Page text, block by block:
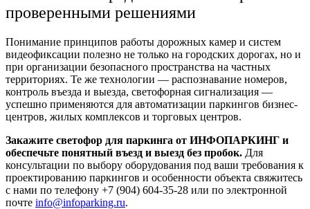
проверенными решениями
Понимание принципов работы дорожных камер и систем
видеофиксации полезно не только на городских дорогах, но и
при организации безопасного пространства на частных
территориях. Те же технологии — распознавание номеров,
контроль въезда и выезда, светофорная сигнализация —
успешно применяются для автоматизации паркингов бизнес-
центров, жилых комплексов и торговых центров.
Закажите светофор для паркинга от ИНФОПАРКИНГ и
обеспечьте понятный въезд и выезд без пробок. Для
консультации по выбору оборудования под ваши требования к
проектированию паркингов и особенности объекта свяжитесь
с нами по телефону +7 (904) 604-35-28 или по электронной
почте info@infoparking.ru.